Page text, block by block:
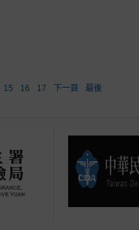
15 16 17 下一頁 最後